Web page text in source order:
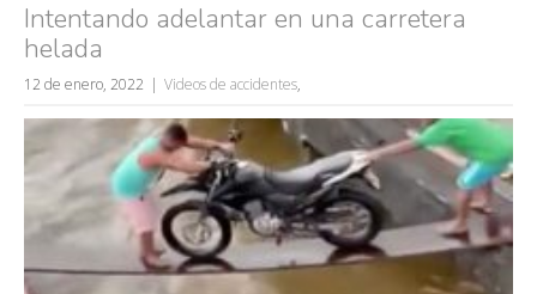
Búsquedas populares
mujeres guapas
volver a nacer
accidentes
wtf
rusos
caídas
Intentando adelantar en una carretera
helada
12 de enero, 2022 Videos de accidentes,